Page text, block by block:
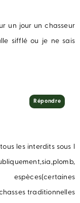
un jour un chasseur
sifflé ou je ne sais
les interdits sous l
traditionnelles
Répondre